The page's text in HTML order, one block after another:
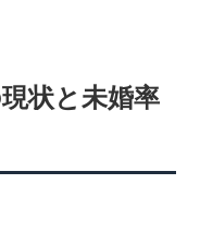
状と未婚率